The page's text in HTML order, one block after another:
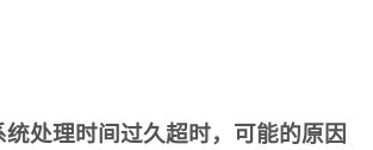
处理时间过久超时，可能的原因